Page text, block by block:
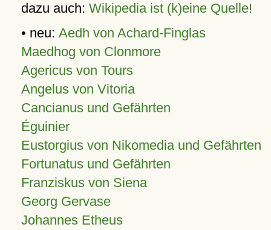
dazu auch: Wikipedia ist (k)eine Quelle!
• neu: Aedh von Achard-Finglas
Maedhog von Clonmore
Agericus von Tours
Angelus von Vitoria
Cancianus und Gefährten
Éguinier
Eustorgius von Nikomedia und Gefährten
Fortunatus und Gefährten
Franziskus von Siena
Georg Gervase
Johannes Etheus